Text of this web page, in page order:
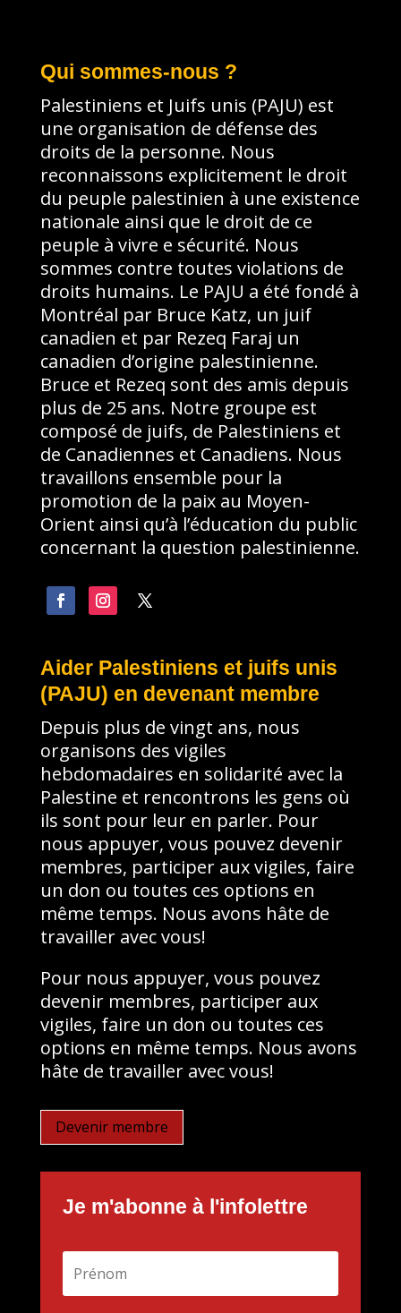
Qui sommes-nous ?
Palestiniens et Juifs unis (PAJU) est
une organisation de défense des
droits de la personne. Nous
reconnaissons explicitement le droit
du peuple palestinien à une existence
nationale ainsi que le droit de ce
peuple à vivre e sécurité. Nous
sommes contre toutes violations de
droits humains. Le PAJU a été fondé à
Montréal par Bruce Katz, un juif
canadien et par Rezeq Faraj un
canadien d’origine palestinienne.
Bruce et Rezeq sont des amis depuis
plus de 25 ans. Notre groupe est
composé de juifs, de Palestiniens et
de Canadiennes et Canadiens. Nous
travaillons ensemble pour la
promotion de la paix au Moyen-
Orient ainsi qu’à l’éducation du public
concernant la question palestinienne.
Aider Palestiniens et juifs unis
(PAJU) en devenant membre
Depuis plus de vingt ans, nous
organisons des vigiles
hebdomadaires en solidarité avec la
Palestine et rencontrons les gens où
ils sont pour leur en parler. Pour
nous appuyer, vous pouvez devenir
membres, participer aux vigiles, faire
un don ou toutes ces options en
même temps. Nous avons hâte de
travailler avec vous!
Pour nous appuyer, vous pouvez
devenir membres, participer aux
vigiles, faire un don ou toutes ces
options en même temps. Nous avons
hâte de travailler avec vous!
Devenir membre
Je m'abonne à l'infolettre